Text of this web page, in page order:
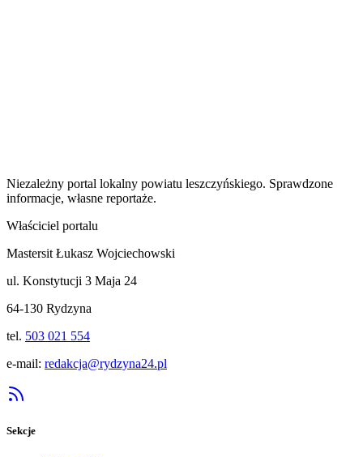
Niezależny portal lokalny powiatu leszczyńskiego. Sprawdzone
informacje, własne reportaże.
Właściciel portalu
Mastersit Łukasz Wojciechowski
ul. Konstytucji 3 Maja 24
64-130 Rydzyna
tel. 503 021 554
e-mail: redakcja@rydzyna24.pl
Sekcje